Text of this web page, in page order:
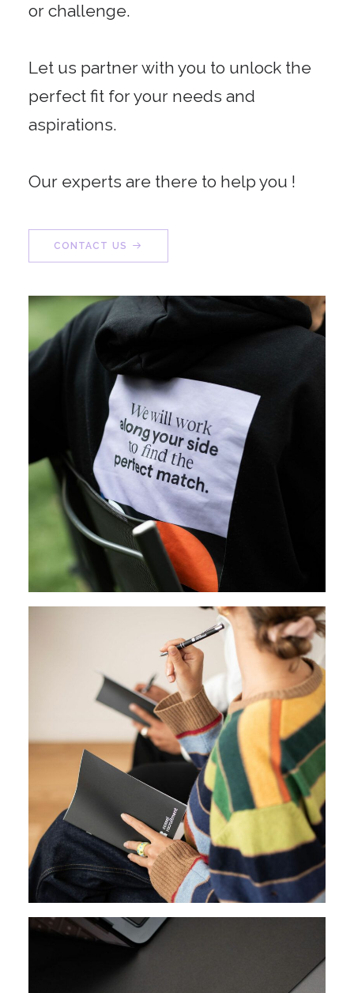
or challenge.
Let us partner with you to unlock the
perfect fit for your needs and
aspirations.
Our experts are there to help you !
CONTACT US